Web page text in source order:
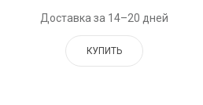
Доставка за 14–20 дней
КУПИТЬ